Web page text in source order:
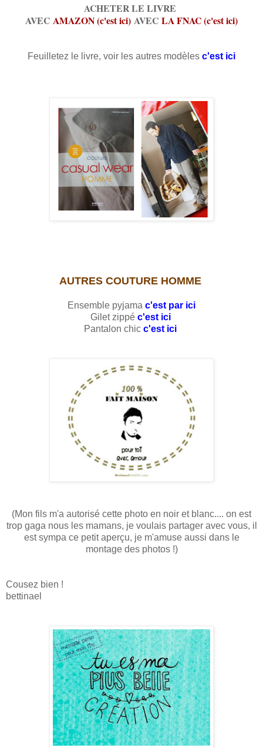
ACHETER LE LIVRE
AVEC AMAZON (c'est ici) AVEC LA FNAC (c'est ici)
Feuilletez le livre, voir les autres modèles c'est ici
AUTRES COUTURE HOMME
Ensemble pyjama c'est par ici
Gilet zippé c'est ici
Pantalon chic c'est ici
(Mon fils m'a autorisé cette photo en noir et blanc.... on est
trop gaga nous les mamans, je voulais partager avec vous, il
est sympa ce petit aperçu, je m'amuse aussi dans le
montage des photos !)
Cousez bien !
bettinael